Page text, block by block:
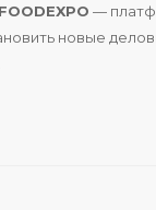
—
новые